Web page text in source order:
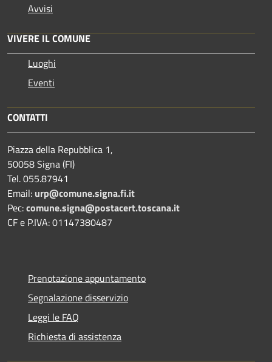
Avvisi
VIVERE IL COMUNE
Luoghi
Eventi
CONTATTI
Piazza della Repubblica 1,
50058 Signa (FI)
Tel. 055.87941
Email: urp@comune.signa.fi.it
Pec:comune.signa@postacert.toscana.it
CF e P.IVA: 01147380487
Prenotazione appuntamento
Segnalazione disservizio
Leggi le FAQ
Richiesta di assistenza